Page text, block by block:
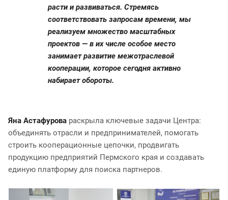
расти и развиваться. Стремясь
соответствовать запросам времени, мы
реализуем множество масштабных
проектов — в их числе особое место
занимает развитие межотраслевой
кооперации, которое сегодня активно
набирает обороты.
Яна Астафурова раскрыла ключевые задачи Центра:
объединять отрасли и предпринимателей, помогать
строить кооперационные цепочки, продвигать
продукцию предприятий Пермского края и создавать
единую платформу для поиска партнеров.